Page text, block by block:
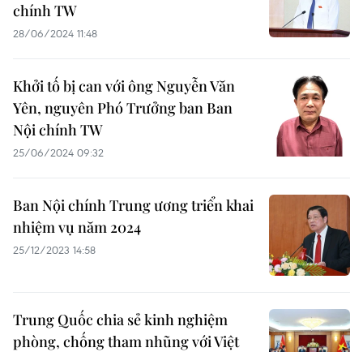
chính TW
28/06/2024 11:48
Khởi tố bị can với ông Nguyễn Văn
Yên, nguyên Phó Trưởng ban Ban
Nội chính TW
25/06/2024 09:32
Ban Nội chính Trung ương triển khai
nhiệm vụ năm 2024
25/12/2023 14:58
Trung Quốc chia sẻ kinh nghiệm
phòng, chống tham nhũng với Việt